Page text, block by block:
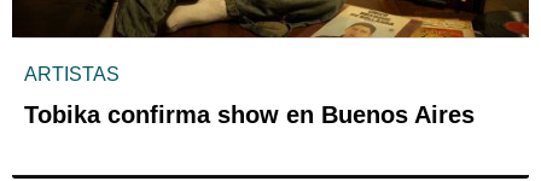
ARTISTAS
Tobika confirma show en Buenos Aires